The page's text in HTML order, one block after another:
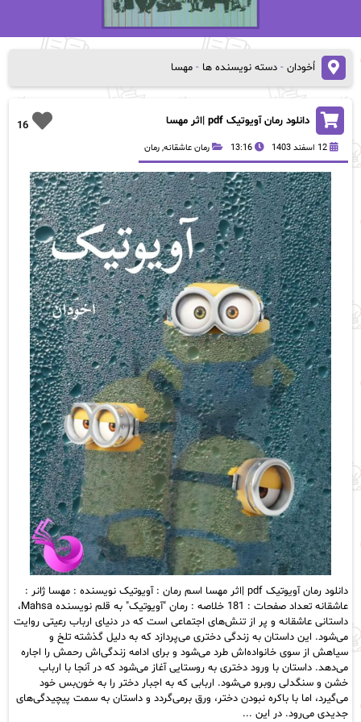
اُخودان- دسته نویسنده ها - مهسا
16 دانلود رمان آویوتیک pdf |اثر مهسا
12 اسفند 1403 13:16 رمان عاشقانه, رمان
دانلود رمان آویوتیک pdf |اثر مهسا اسم رمان : آویوتیک نویسنده : مهسا ژانر :
عاشقانه تعداد صفحات : 181 خلاصه : رمان "آویوتیک" به قلم نویسنده Mahsa،
داستانی عاشقانه و پر از تنش‌های اجتماعی است که در دنیای ارباب رعیتی روایت
می‌شود. این داستان به زندگی دختری می‌پردازد که به دلیل گذشته تلخ و
سیاهش از سوی خانواده‌اش طرد می‌شود و برای ادامه زندگی‌اش رحمش را اجاره
می‌دهد. داستان با ورود دختری به روستایی آغاز می‌شود که در آنجا با ارباب
خشن و سنگدلی روبرو می‌شود. اربابی که به اجبار دختر را به خون‌بس خود
می‌گیرد، اما با باکره نبودن دختر، ورق برمی‌گردد و داستان به سمت پیچیدگی‌های
جدیدی می‌رود. در این ...